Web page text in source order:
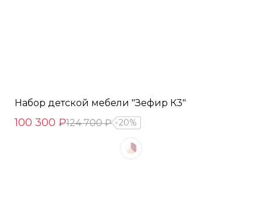
Набор детской мебели "Зефир К3"
100 300 ₽124 700 ₽ 20%